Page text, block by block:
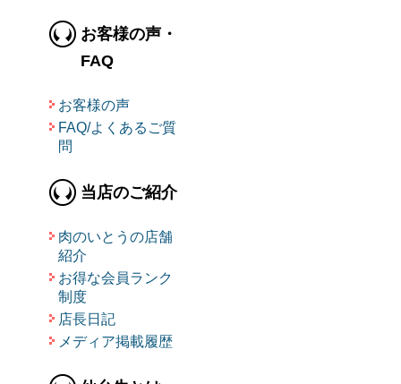
お客様の声・
FAQ
お客様の声
FAQ/よくあるご質
問
当店のご紹介
肉のいとうの店舗
紹介
お得な会員ランク
制度
店長日記
メディア掲載履歴